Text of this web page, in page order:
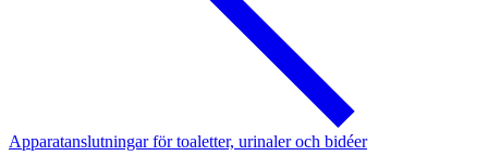
Apparatanslutningar för toaletter, urinaler och bidéer